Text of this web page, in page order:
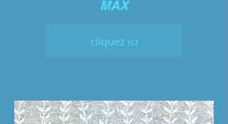
MAX
cliquez ici